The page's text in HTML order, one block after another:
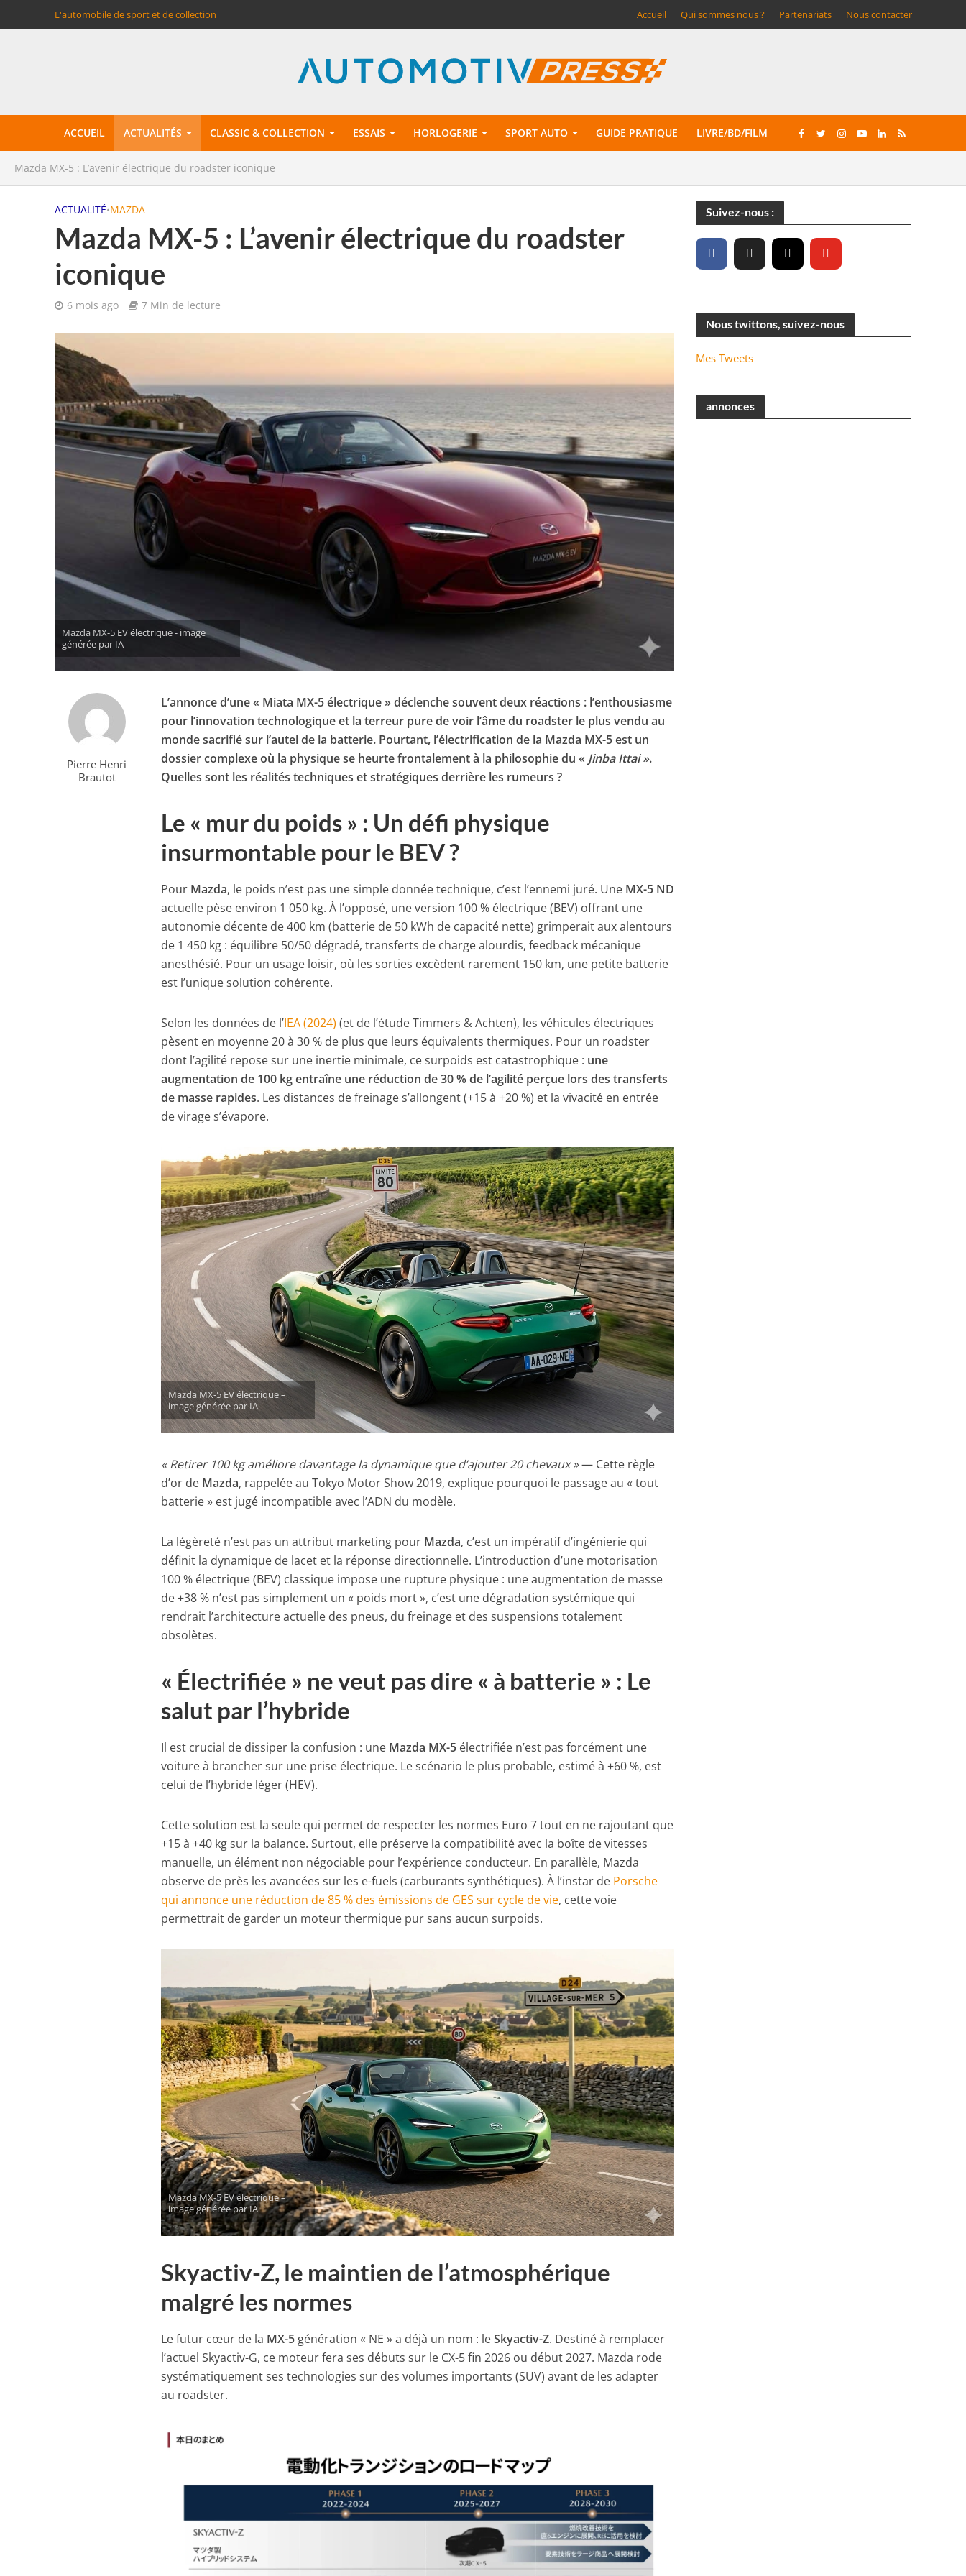
L'automobile de sport et de collection Accueil Qui sommes nous ? Partenariats Nous contacter
ACCUEIL ACTUALITÉS CLASSIC & COLLECTION ESSAIS HORLOGERIE SPORT AUTO GUIDE PRATIQUE LIVRE/BD/FILM
Mazda MX-5 : L’avenir électrique du roadster iconique
ACTUALITÉ•MAZDA
Mazda MX-5 : L’avenir électrique du roadster
iconique
6 mois ago 7 Min de lecture
Mazda MX-5 EV électrique - image
générée par IA
Pierre Henri
Brautot
L’annonce d’une « Miata MX-5 électrique » déclenche souvent deux réactions : l’enthousiasme
pour l’innovation technologique et la terreur pure de voir l’âme du roadster le plus vendu au
monde sacrifié sur l’autel de la batterie. Pourtant, l’électrification de la Mazda MX-5 est un
dossier complexe où la physique se heurte frontalement à la philosophie du « Jinba Ittai ».
Quelles sont les réalités techniques et stratégiques derrière les rumeurs ?
Le « mur du poids » : Un défi physique
insurmontable pour le BEV ?
Pour Mazda, le poids n’est pas une simple donnée technique, c’est l’ennemi juré. Une MX-5 ND
actuelle pèse environ 1 050 kg. À l’opposé, une version 100 % électrique (BEV) offrant une
autonomie décente de 400 km (batterie de 50 kWh de capacité nette) grimperait aux alentours
de 1 450 kg : équilibre 50/50 dégradé, transferts de charge alourdis, feedback mécanique
anesthésié. Pour un usage loisir, où les sorties excèdent rarement 150 km, une petite batterie
est l’unique solution cohérente.
Selon les données de l’IEA (2024) (et de l’étude Timmers & Achten), les véhicules électriques
pèsent en moyenne 20 à 30 % de plus que leurs équivalents thermiques. Pour un roadster
dont l’agilité repose sur une inertie minimale, ce surpoids est catastrophique : une
augmentation de 100 kg entraîne une réduction de 30 % de l’agilité perçue lors des transferts
de masse rapides. Les distances de freinage s’allongent (+15 à +20 %) et la vivacité en entrée
de virage s’évapore.
Mazda MX-5 EV électrique –
image générée par IA
« Retirer 100 kg améliore davantage la dynamique que d’ajouter 20 chevaux »— Cette règle
d’or de Mazda, rappelée au Tokyo Motor Show 2019, explique pourquoi le passage au « tout
batterie » est jugé incompatible avec l’ADN du modèle.
La légèreté n’est pas un attribut marketing pour Mazda, c’est un impératif d’ingénierie qui
définit la dynamique de lacet et la réponse directionnelle. L’introduction d’une motorisation
100 % électrique (BEV) classique impose une rupture physique : une augmentation de masse
de +38 % n’est pas simplement un « poids mort », c’est une dégradation systémique qui
rendrait l’architecture actuelle des pneus, du freinage et des suspensions totalement
obsolètes.
« Électrifiée » ne veut pas dire « à batterie » : Le
salut par l’hybride
Il est crucial de dissiper la confusion : une Mazda MX-5 électrifiée n’est pas forcément une
voiture à brancher sur une prise électrique. Le scénario le plus probable, estimé à +60 %, est
celui de l’hybride léger (HEV).
Cette solution est la seule qui permet de respecter les normes Euro 7 tout en ne rajoutant que
+15 à +40 kg sur la balance. Surtout, elle préserve la compatibilité avec la boîte de vitesses
manuelle, un élément non négociable pour l’expérience conducteur. En parallèle, Mazda
observe de près les avancées sur les e-fuels (carburants synthétiques). À l’instar de Porsche
qui annonce une réduction de 85 % des émissions de GES sur cycle de vie, cette voie
permettrait de garder un moteur thermique pur sans aucun surpoids.
Mazda MX-5 EV électrique –
image générée par IA
Skyactiv-Z, le maintien de l’atmosphérique
malgré les normes
Le futur cœur de la MX-5 génération « NE » a déjà un nom : leSkyactiv-Z. Destiné à remplacer
l’actuel Skyactiv-G, ce moteur fera ses débuts sur le CX-5 fin 2026 ou début 2027. Mazda rode
systématiquement ses technologies sur des volumes importants (SUV) avant de les adapter
au roadster.
Suivez-nous :
Nous twittons, suivez-nous
Mes Tweets
annonces